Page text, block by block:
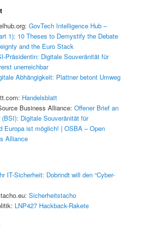
GovTech Intelligence Hub –
1): 10 Theses to Demystify the Debate
and the Euro Stack
Präsidentin: Digitale Souveränität für
unerreichbar
Abhängigkeit: Plattner betont Umweg
Handelsblatt
Business Alliance: Offener Brief an
Digitale Souveränität für
Europa ist möglich! | OSBA – Open
Alliance
IT-Sicherheit: Dobrindt will den “Cyber-
Sicherheitstacho
LNP427 Hackback-Rakete